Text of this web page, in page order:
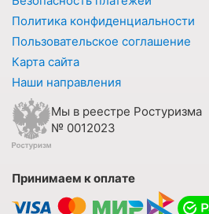
Политика конфиденциальности
Пользовательское соглашение
Карта сайта
Наши направления
Мы в реестре Ростуризма
№ 0012023
Принимаем к оплате